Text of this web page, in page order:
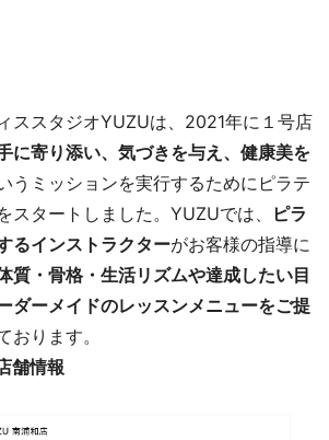
ススタジオYUZUは、2021年に１号店
手に寄り添い、気づきを与え、健康美を
うミッションを実行するためにピラテ
スタートしました。YUZUでは、
ピラ
るインストラクターがお客様の指導に
質・骨格・生活リズムや達成したい目
ダーメイドのレッスンメニューをご提
おります。
舗情報